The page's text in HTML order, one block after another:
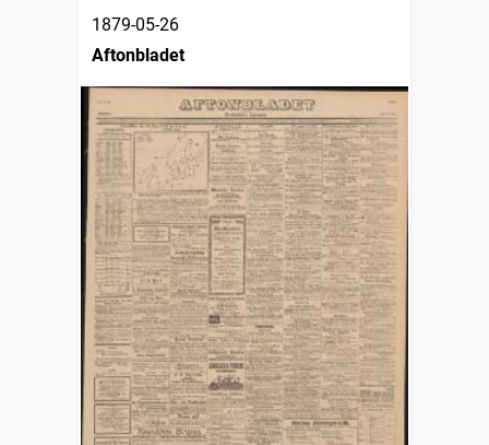
1879-05-26
Aftonbladet